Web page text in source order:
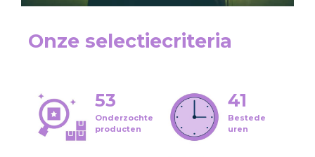
Onze selectiecriteria
53
Onderzochte
producten
41
Bestede
uren